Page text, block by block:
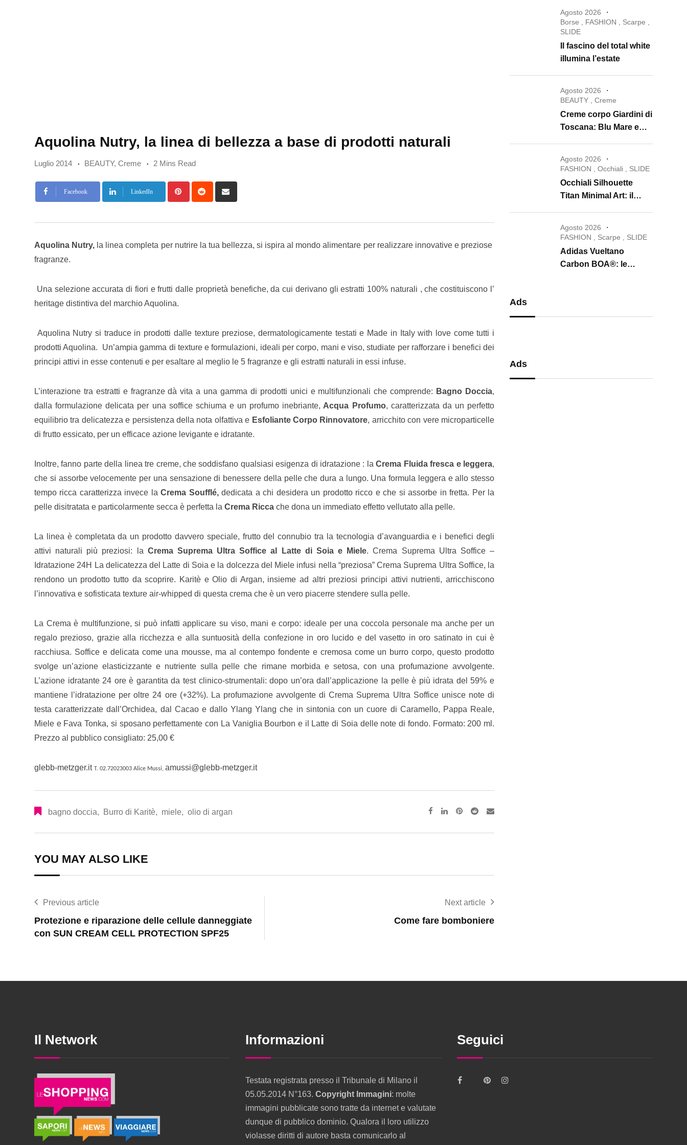
Aquolina Nutry, la linea di bellezza a base di prodotti naturali
Luglio 2014 BEAUTY, Creme 2 Mins Read
Facebook LinkedIn PinterestReddit
via
Aquolina Nutry, la linea completa per nutrire la tua bellezza, si ispira al mondo alimentare per realizzare innovative e preziose
fragranze.
Una selezione accurata di fiori e frutti dalle proprietà benefiche, da cui derivano gli estratti 100% naturali , che costituiscono l’
heritage distintiva del marchio Aquolina.
Aquolina Nutry si traduce in prodotti dalle texture preziose, dermatologicamente testati e Made in Italy with love come tutti i
prodotti Aquolina. Un’ampia gamma di texture e formulazioni, ideali per corpo, mani e viso, studiate per rafforzare i benefici dei
principi attivi in esse contenuti e per esaltare al meglio le 5 fragranze e gli estratti naturali in essi infuse.
L’interazione tra estratti e fragranze dà vita a una gamma di prodotti unici e multifunzionali che comprende: Bagno Doccia,
dalla formulazione delicata per una soffice schiuma e un profumo inebriante, Acqua Profumo, caratterizzata da un perfetto
equilibrio tra delicatezza e persistenza della nota olfattiva e Esfoliante Corpo Rinnovatore, arricchito con vere microparticelle
di frutto essicato, per un efficace azione levigante e idratante.
Inoltre, fanno parte della linea tre creme, che soddisfano qualsiasi esigenza di idratazione : laCrema Fluida fresca e leggera,
che si assorbe velocemente per una sensazione di benessere della pelle che dura a lungo. Una formula leggera e allo stesso
tempo ricca caratterizza invece laCrema Soufflé,dedicata a chi desidera un prodotto ricco e che si assorbe in fretta. Per la
pelle disitratata e particolarmente secca è perfetta la Crema Ricca che dona un immediato effetto vellutato alla pelle.
La linea è completata da un prodotto davvero speciale, frutto del connubio tra la tecnologia d’avanguardia e i benefici degli
attivi naturali più preziosi: la Crema Suprema Ultra Soffice al Latte di Soia e Miele. Crema Suprema Ultra Soffice –
Idratazione 24H La delicatezza del Latte di Soia e la dolcezza del Miele infusi nella “preziosa” Crema Suprema Ultra Soffice, la
rendono un prodotto tutto da scoprire. Karitè e Olio di Argan, insieme ad altri preziosi principi attivi nutrienti, arricchiscono
l’innovativa e sofisticata texture air-whipped di questa crema che è un vero piacerre stendere sulla pelle.
La Crema è multifunzione, si può infatti applicare su viso, mani e corpo: ideale per una coccola personale ma anche per un
regalo prezioso, grazie alla ricchezza e alla suntuosità della confezione in oro lucido e del vasetto in oro satinato in cui è
racchiusa. Soffice e delicata come una mousse, ma al contempo fondente e cremosa come un burro corpo, questo prodotto
svolge un’azione elasticizzante e nutriente sulla pelle che rimane morbida e setosa, con una profumazione avvolgente.
L’azione idratante 24 ore è garantita da test clinico-strumentali: dopo un’ora dall’applicazione la pelle è più idrata del 59% e
mantiene l’idratazione per oltre 24 ore (+32%). La profumazione avvolgente di Crema Suprema Ultra Soffice unisce note di
testa caratterizzate dall’Orchidea, dal Cacao e dallo Ylang Ylang che in sintonia con un cuore di Caramello, Pappa Reale,
Miele e Fava Tonka, si sposano perfettamente con La Vaniglia Bourbon e il Latte di Soia delle note di fondo. Formato: 200 ml.
Prezzo al pubblico consigliato: 25,00 €
glebb-metzger.it T. 02.72023003 Alice Mussi, amussi@glebb-metzger.it
bagno doccia, Burro di Karitè, miele, olio di argan Pinterest
RedditShare
YOU MAY ALSO LIKE
Previous article
Protezione e riparazione delle cellule danneggiate
con SUN CREAM CELL PROTECTION SPF25
Next article
Come fare bomboniere
Agosto 2026
Borse
FASHION Scarpe
SLIDE
Il fascino del total white
illumina l’estate
Agosto 2026
BEAUTY
Creme
Creme corpo Giardini di
Toscana: Blu Mare e
di lusso
Agosto 2026
FASHION
Occhiali SLIDE
Occhiali Silhouette
Titan Minimal Art: il
conquista il 2026
Agosto 2026
FASHION
Scarpe SLIDE
Adidas Vueltano
Carbon BOA®: le
precisione
Ads
Ads
Il Network Informazioni
Testata registrata presso il Tribunale di Milano il
05.05.2014 N°163.Copyright Immagini: molte
immagini pubblicate sono tratte da internet e valutate
dunque di pubblico dominio. Qualora il loro utilizzo
violasse diritti di autore basta comunicarlo al
Seguici